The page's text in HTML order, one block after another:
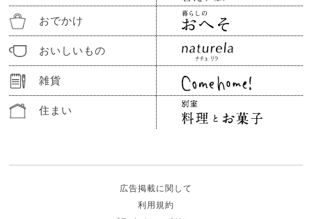
おでかけ
おいしいもの
雑貨
住まい
広告掲載に関して
利用規約